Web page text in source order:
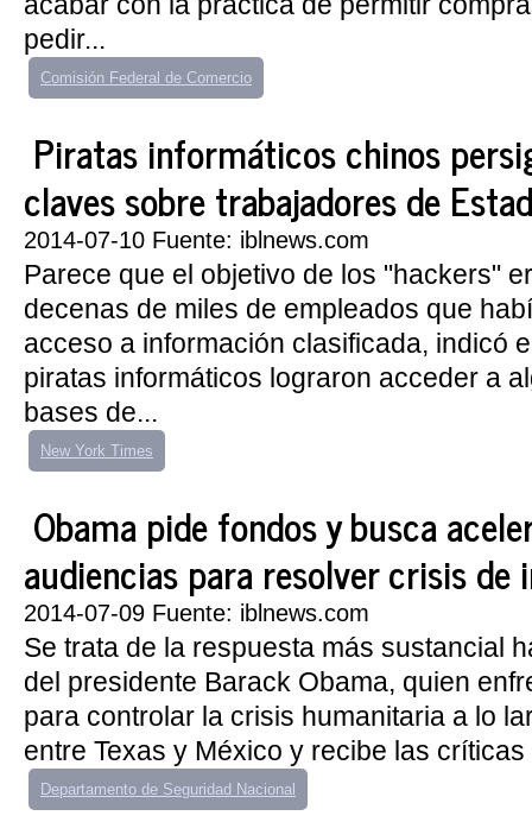
pedir...
Comisión Federal de Comercio
Piratas informáticos chinos
claves sobre trabajadores de
2014-07-10 Fuente: iblnews.com
Parece que el objetivo de los "hackers"
decenas de miles de empleados que
acceso a información clasificada, indicó
piratas informáticos lograron acceder a
bases de...
New York Times
Obama pide fondos y busca
audiencias para resolver crisis
2014-07-09 Fuente: iblnews.com
Se trata de la respuesta más sustancial
del presidente Barack Obama, quien
para controlar la crisis humanitaria a lo
entre Texas y México y recibe las
Departamento de Seguridad Nacional